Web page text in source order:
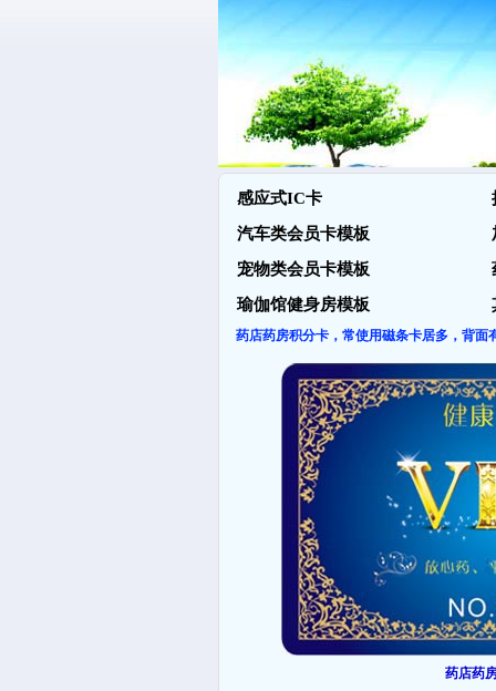
感应式IC卡
汽车类会员卡模板
宠物类会员卡模板
瑜伽馆健身房模板
药店药房积分卡，常使用磁条卡居多，背
药店药